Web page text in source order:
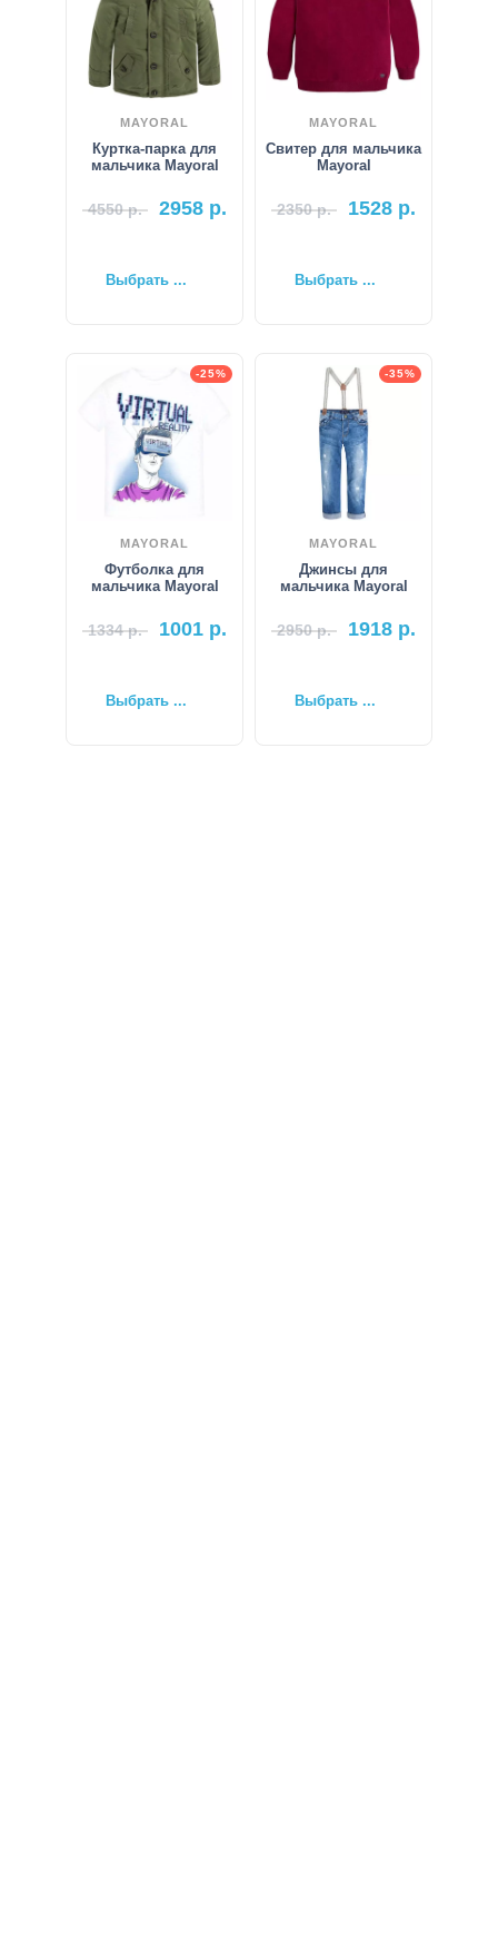
MAYORAL
Куртка-парка для
мальчика Mayoral
4550р. 2958 р.
Выбрать ...
MAYORAL
Свитер для мальчика
Mayoral
2350р. 1528 р.
Выбрать ...
-25%
MAYORAL
Футболка для
мальчика Mayoral
1334р. 1001 р.
Выбрать ...
-35%
MAYORAL
Джинсы для
мальчика Mayoral
2950р. 1918 р.
Выбрать ...